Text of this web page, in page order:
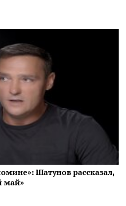
Шатунов рассказал,
май»